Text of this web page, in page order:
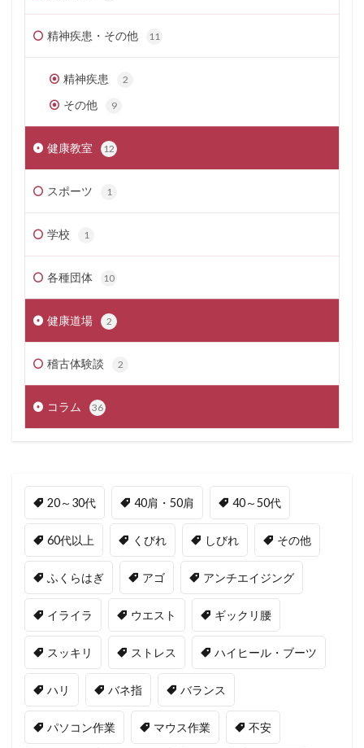
精神疾患・その他 11
精神疾患 2
その他 9
健康教室 12
スポーツ 1
学校 1
各種団体 10
健康道場 2
稽古体験談 2
コラム 36
20～30代 40肩・50肩 40～50代
60代以上 くびれ しびれ その他
ふくらはぎ アゴ アンチエイジング
イライラ ウエスト ギックリ腰
スッキリ ストレス ハイヒール・ブーツ
ハリ バネ指 バランス
パソコン作業 マウス作業 不安